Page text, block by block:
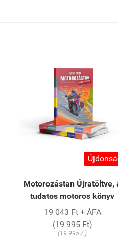
Motorozástan Újratöltve,
tudatos motoros könyv
19 043 Ft + ÁFA
(19 995 Ft)
(19 995 / )